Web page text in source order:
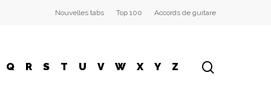
Nouvelles tabs Top 100 Accords de guitare
Q R S T U V W X Y Z